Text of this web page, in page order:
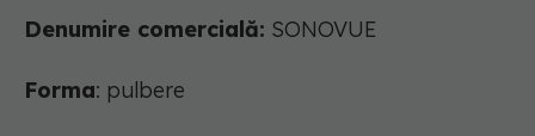
Denumire comercială: SONOVUE
Forma: pulbere